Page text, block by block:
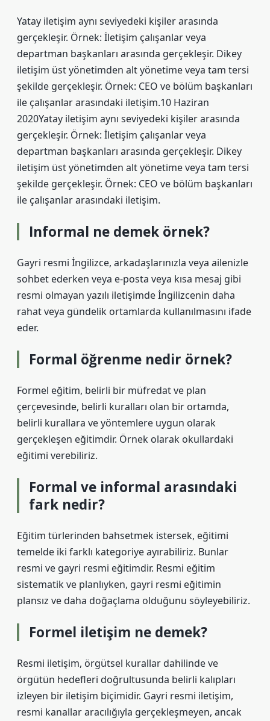
Yatay iletişim aynı seviyedeki kişiler arasında
gerçekleşir. Örnek: İletişim çalışanlar veya
departman başkanları arasında gerçekleşir. Dikey
iletişim üst yönetimden alt yönetime veya tam tersi
şekilde gerçekleşir. Örnek: CEO ve bölüm başkanları
ile çalışanlar arasındaki iletişim.10 Haziran
2020Yatay iletişim aynı seviyedeki kişiler arasında
gerçekleşir. Örnek: İletişim çalışanlar veya
departman başkanları arasında gerçekleşir. Dikey
iletişim üst yönetimden alt yönetime veya tam tersi
şekilde gerçekleşir. Örnek: CEO ve bölüm başkanları
ile çalışanlar arasındaki iletişim.
Informal ne demek örnek?
Gayri resmi İngilizce, arkadaşlarınızla veya ailenizle
sohbet ederken veya e-posta veya kısa mesaj gibi
resmi olmayan yazılı iletişimde İngilizcenin daha
rahat veya gündelik ortamlarda kullanılmasını ifade
eder.
Formal öğrenme nedir örnek?
Formel eğitim, belirli bir müfredat ve plan
çerçevesinde, belirli kuralları olan bir ortamda,
belirli kurallara ve yöntemlere uygun olarak
gerçekleşen eğitimdir. Örnek olarak okullardaki
eğitimi verebiliriz.
Formal ve informal arasındaki
fark nedir?
Eğitim türlerinden bahsetmek istersek, eğitimi
temelde iki farklı kategoriye ayırabiliriz. Bunlar
resmi ve gayri resmi eğitimdir. Resmi eğitim
sistematik ve planlıyken, gayri resmi eğitimin
plansız ve daha doğaçlama olduğunu söyleyebiliriz.
Formel iletişim ne demek?
Resmi iletişim, örgütsel kurallar dahilinde ve
örgütün hedefleri doğrultusunda belirli kalıpları
izleyen bir iletişim biçimidir. Gayri resmi iletişim,
resmi kanallar aracılığıyla gerçekleşmeyen, ancak